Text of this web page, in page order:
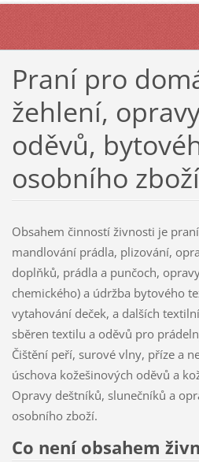
Praní pro
žehlení,
oděvů,
osobního zboží
Obsahem činností živnosti je
mandlování prádla, plizování,
doplňků, prádla a punčoch,
chemického) a údržba bytového
vytahování deček, a dalších
sběren textilu a oděvů pro
Čištění peří, surové vlny, příze a
úschova kožešinových oděvů a
Opravy deštníků, slunečníků a
osobního zboží.
Co není obsahem